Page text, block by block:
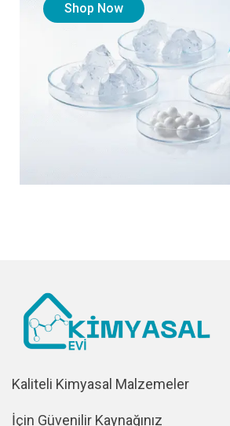
Shop Now
Kaliteli Kimyasal Malzemeler
İçin Güvenilir Kaynağınız